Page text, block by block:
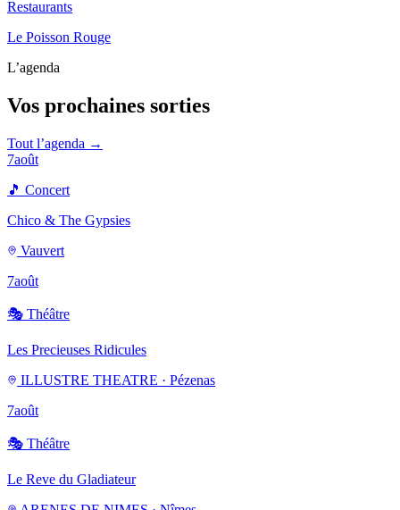
Restaurants
Le Poisson Rouge
L’agenda
Vos prochaines sorties
Tout l’agenda →
7août
🎵 Concert
Chico & The Gypsies
Vauvert
7août
🎭 Théâtre
Les Precieuses Ridicules
ILLUSTRE THEATRE · Pézenas
7août
🎭 Théâtre
Le Reve du Gladiateur